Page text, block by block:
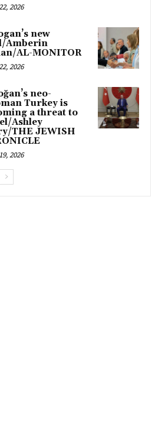
2026
new
Amberin
AL-MONITOR
2026
neo-
Turkey is
a threat to
Ashley
THE JEWISH
2026